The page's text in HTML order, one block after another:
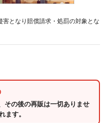
となり賠償請求・処罰の対象とな
その後の再販は一切ありませ
ます。